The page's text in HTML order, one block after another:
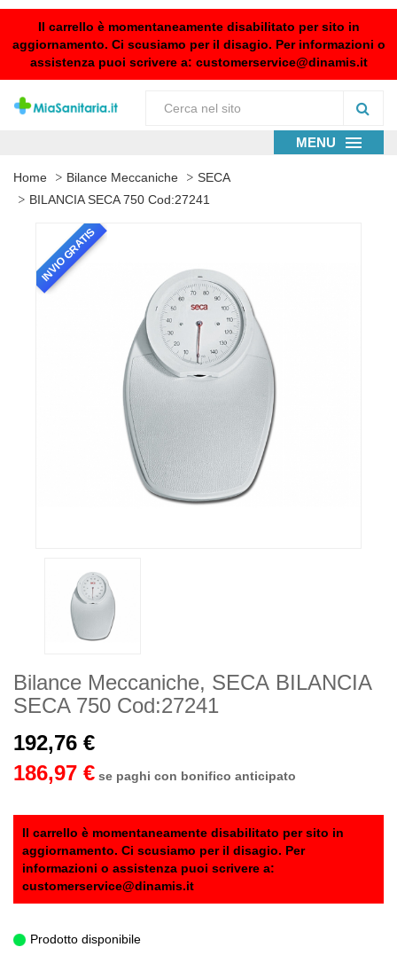
Il carrello è momentaneamente disabilitato per sito in
aggiornamento. Ci scusiamo per il disagio. Per informazioni o
assistenza puoi scrivere a: customerservice@dinamis.it
MENU
Home Bilance Meccaniche
SECA
BILANCIA SECA 750 Cod:27241
INVIO GRATIS
Bilance Meccaniche, SECA BILANCIA
SECA 750 Cod:27241
192,76 €
186,97 € se paghi con bonifico anticipato
Il carrello è momentaneamente disabilitato per sito in
aggiornamento. Ci scusiamo per il disagio. Per
informazioni o assistenza puoi scrivere a:
customerservice@dinamis.it
Prodotto disponibile